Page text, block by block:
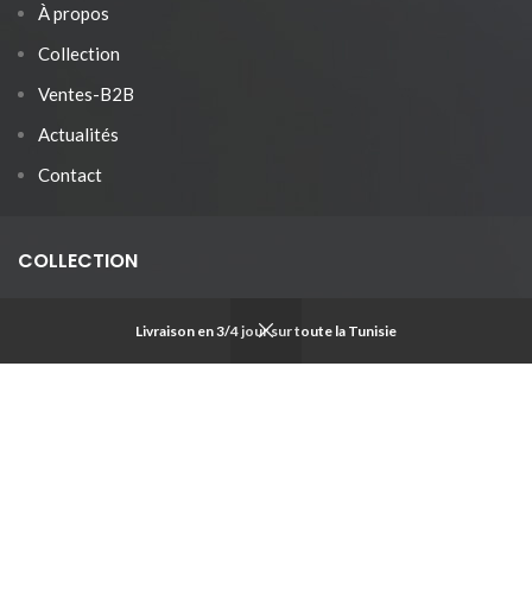
À propos
Collection
Ventes-B2B
Actualités
Contact
COLLECTION
Livraison en 3/4 jour sur toute la Tunisie